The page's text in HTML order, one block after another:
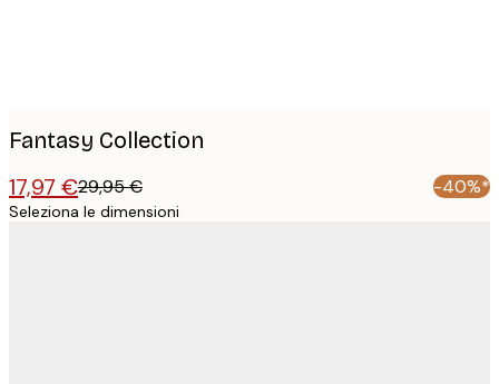
Fantasy Collection
17,97 €29,95 € -40%*
Seleziona le dimensioni